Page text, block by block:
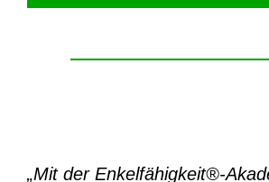
„Mit der Enkelfähigkeit®-